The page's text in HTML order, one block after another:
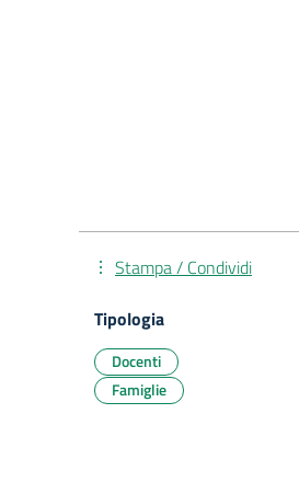
Stampa / Condividi
Tipologia
Docenti
Famiglie